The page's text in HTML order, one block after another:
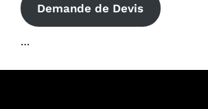
Demande de Devis
…